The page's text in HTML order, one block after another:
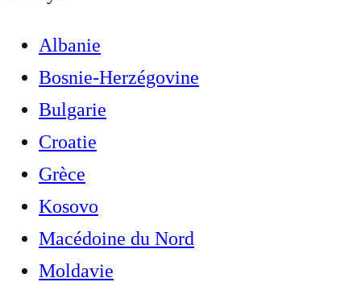
Albanie
Bosnie-Herzégovine
Bulgarie
Croatie
Grèce
Kosovo
Macédoine du Nord
Moldavie